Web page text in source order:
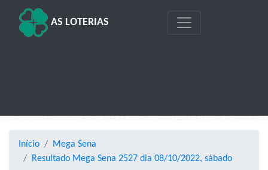
AS LOTERIAS
Início
Mega Sena
Resultado Mega Sena 2527 dia 08/10/2022, sábado